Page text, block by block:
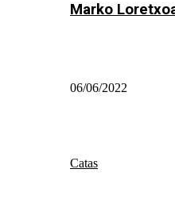
Marko
06/06/2022
Catas